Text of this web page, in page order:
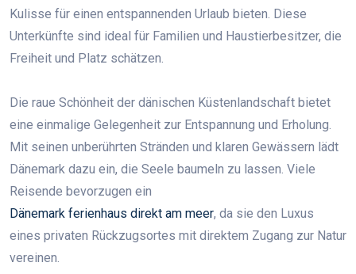
Kulisse für einen entspannenden Urlaub bieten. Diese
Unterkünfte sind ideal für Familien und Haustierbesitzer, die
Freiheit und Platz schätzen.
Die raue Schönheit der dänischen Küstenlandschaft bietet
eine einmalige Gelegenheit zur Entspannung und Erholung.
Mit seinen unberührten Stränden und klaren Gewässern lädt
Dänemark dazu ein, die Seele baumeln zu lassen. Viele
Reisende bevorzugen ein
Dänemark ferienhaus direkt am meer, da sie den Luxus
eines privaten Rückzugsortes mit direktem Zugang zur Natur
vereinen.